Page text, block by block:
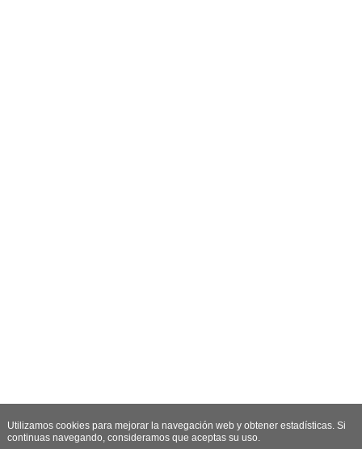
Utilizamos cookies para mejorar la navegación web y obtener estadísticas. Si
continuas navegando, consideramos que aceptas su uso.